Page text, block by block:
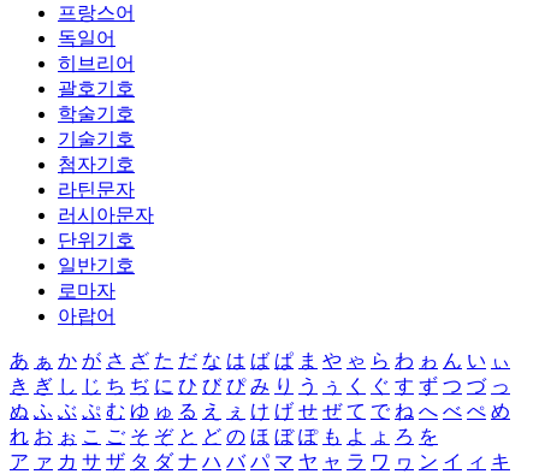
프랑스어
독일어
히브리어
괄호기호
학술기호
기술기호
첨자기호
라틴문자
러시아문자
단위기호
일반기호
로마자
아랍어
あ ぁ か が さ ざ た だ な は ば ぱ ま や ゃ ら わ ゎ ん い ぃ
き ぎ し じ ち ぢ に ひ び ぴ み り う ぅ く ぐ す ず つ づ っ
ぬ ふ ぶ ぷ む ゆ ゅ る え ぇ け げ せ ぜ て で ね へ べ ぺ め
れ お ぉ こ ご そ ぞ と ど の ほ ぼ ぽ も よ ょ ろ を
ア ァ カ サ ザ タ ダ ナ ハ バ パ マ ヤ ャ ラ ワ ヮ ン イ ィ キ